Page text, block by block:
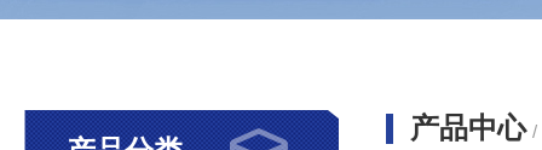
产品中心 /